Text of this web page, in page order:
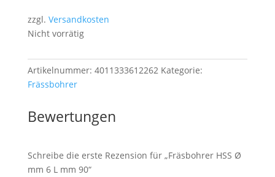
zzgl. Versandkosten
Nicht vorrätig
Artikelnummer: 4011333612262 Kategorie:
Frässbohrer
Bewertungen
Schreibe die erste Rezension für „Fräsbohrer HSS Ø
mm 6 L mm 90“